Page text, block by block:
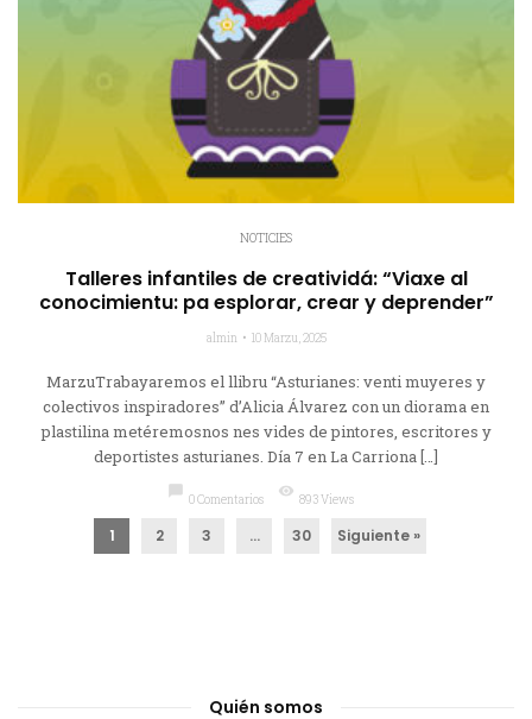
NOTICIES
Talleres infantiles de creatividá: “Viaxe al
conocimientu: pa esplorar, crear y deprender”
almin 10 Marzu, 2025
MarzuTrabayaremos el llibru “Asturianes: venti muyeres y
colectivos inspiradores” d’Alicia Álvarez con un diorama en
plastilina metéremosnos nes vides de pintores, escritores y
deportistes asturianes. Día 7 en La Carriona […]
0 Comentarios
visibility
893 Views
1 2 3 … 30 Siguiente »
Quién somos